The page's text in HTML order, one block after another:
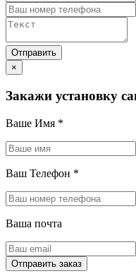
×
Закажи установку
Ваше Имя *
Ваш Телефон *
Ваша почта